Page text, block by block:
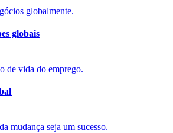
globalmente.​​
globais​​
de vida do emprego.​​
mudança seja um sucesso.​​